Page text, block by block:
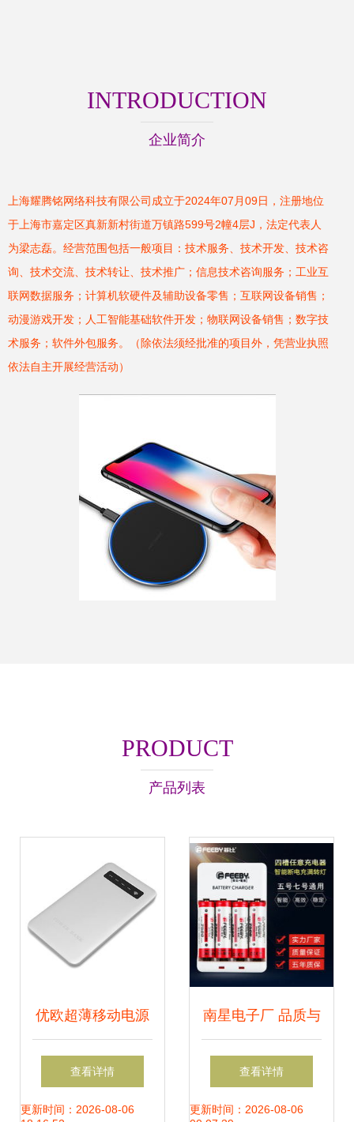
INTRODUCTION
企业简介
上海耀腾铭网络科技有限公司成立于2024年07月09日，注册地位
于上海市嘉定区真新新村街道万镇路599号2幢4层J，法定代表人
为梁志磊。经营范围包括一般项目：技术服务、技术开发、技术咨
询、技术交流、技术转让、技术推广；信息技术咨询服务；工业互
联网数据服务；计算机软硬件及辅助设备零售；互联网设备销售；
动漫游戏开发；人工智能基础软件开发；物联网设备销售；数字技
术服务；软件外包服务。（除依法须经批准的项目外，凭营业执照
依法自主开展经营活动）
PRODUCT
产品列表
优欧超薄移动电源
评测 迷你钻石银，
聚合物时代的轻薄
查看详情
更新时间：2026-08-06
南星电子厂 品质与
创新引领电池充电
器与手机配件新纪
查看详情
更新时间：2026-08-06